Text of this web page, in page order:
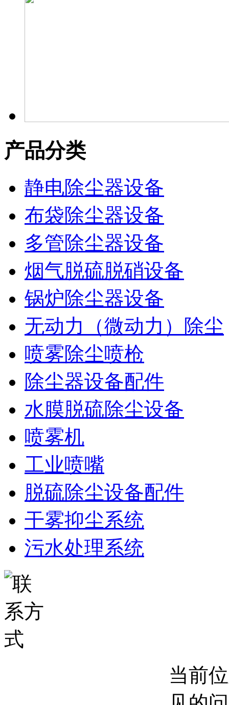
产品分类
静电除尘器设备
布袋除尘器设备
多管除尘器设备
烟气脱硫脱硝设备
锅炉除尘器设备
无动力（微动力）除尘
喷雾除尘喷枪
除尘器设备配件
水膜脱硫除尘设备
喷雾机
工业喷嘴
脱硫除尘设备配件
干雾抑尘系统
污水处理系统
当前